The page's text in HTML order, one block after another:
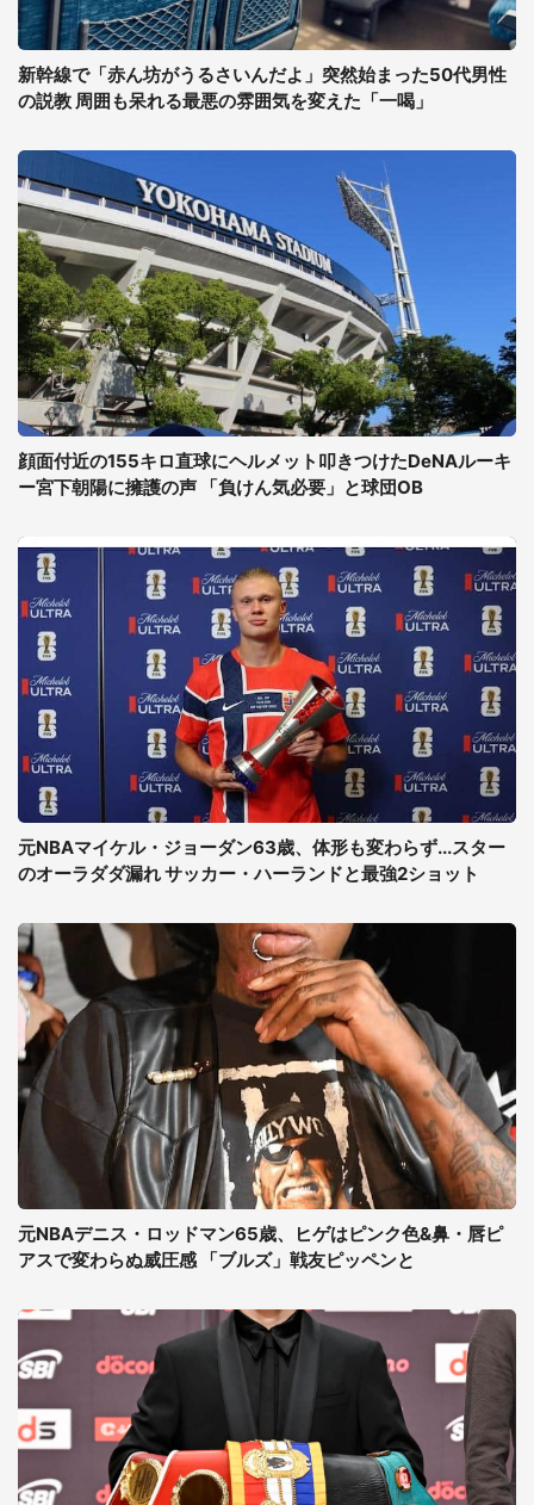
新幹線で「赤ん坊がうるさいんだよ」突然始まった50代男性
の説教 周囲も呆れる最悪の雰囲気を変えた「一喝」
顔面付近の155キロ直球にヘルメット叩きつけたDeNAルーキ
ー宮下朝陽に擁護の声 「負けん気必要」と球団OB
元NBAマイケル・ジョーダン63歳、体形も変わらず...スター
のオーラダダ漏れ サッカー・ハーランドと最強2ショット
元NBAデニス・ロッドマン65歳、ヒゲはピンク色&鼻・唇ピ
アスで変わらぬ威圧感 「ブルズ」戦友ピッペンと